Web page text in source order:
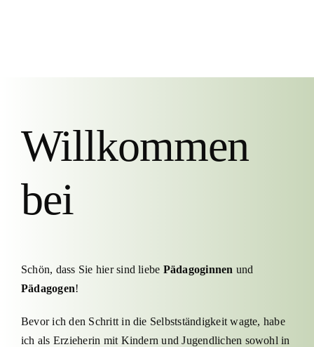
Willkommen
bei
Schön, dass Sie hier sind liebe Pädagoginnen und
Pädagogen!
Bevor ich den Schritt in die Selbstständigkeit wagte, habe
ich als Erzieherin mit Kindern und Jugendlichen sowohl in